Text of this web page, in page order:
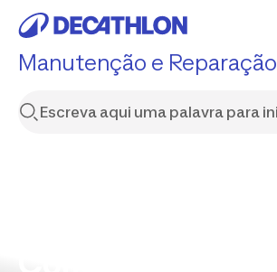
Manutenção e Reparação